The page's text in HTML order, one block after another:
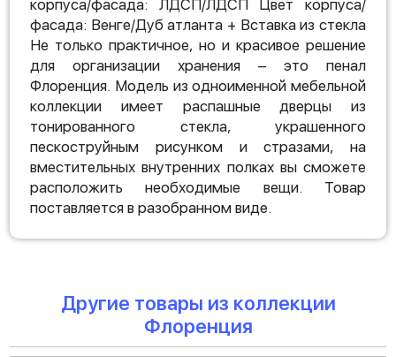
корпуса/фасада: ЛДСП/ЛДСП Цвет корпуса/
фасада: Венге/Дуб атланта + Вставка из стекла
Не только практичное, но и красивое решение
для организации хранения – это пенал
Флоренция. Модель из одноименной мебельной
коллекции имеет распашные дверцы из
тонированного стекла, украшенного
пескоструйным рисунком и стразами, на
вместительных внутренних полках вы сможете
расположить необходимые вещи. Товар
поставляется в разобранном виде.
Другие товары из коллекции
Флоренция